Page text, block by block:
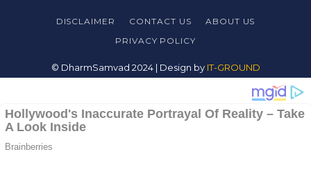
DISCLAIMER CONTACT US
ABOUT US
PRIVACY POLICY
© DharmSamvad 2024 | Design byIT-GROUND